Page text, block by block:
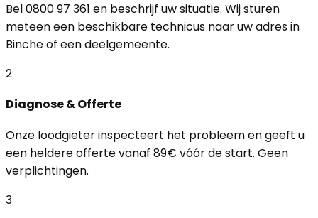
Bel 0800 97 361 en beschrijf uw situatie. Wij sturen
meteen een beschikbare technicus naar uw adres in
Binche of een deelgemeente.
2
Diagnose & Offerte
Onze loodgieter inspecteert het probleem en geeft u
een heldere offerte vanaf 89€ vóór de start. Geen
verplichtingen.
3